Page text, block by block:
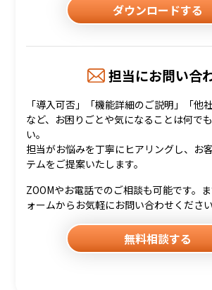
ダウンロードする
担当にお問い合
「導入可否」「機能詳細のご説明」「他
など、お困りごとや気になることは何で
い。
担当がお悩みを丁寧にヒアリングし、お
テムをご提案いたします。
ZOOMやお電話でのご相談も可能です。
ォームからお気軽にお問い合わせください
無料相談する